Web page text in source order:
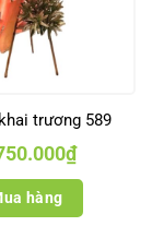
trương 589
₫
hàng